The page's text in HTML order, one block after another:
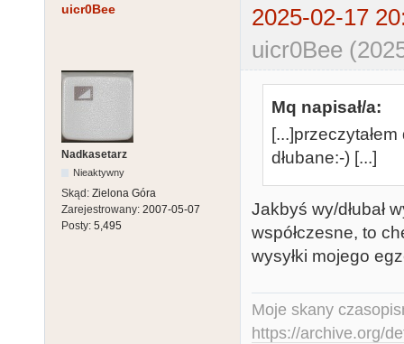
uicr0Bee
2025-02-17
uicr0Bee
Nadkasetarz
Nieaktywny
Skąd: Zielona Góra
Zarejestrowany: 2007-05-07
Posty: 5,495
Mq napisał/a:
dłubane:-) [...]
Jakbyś wy/dłubał
współczesne, to
wysyłki mojego
Moje skany
https://archive.org/